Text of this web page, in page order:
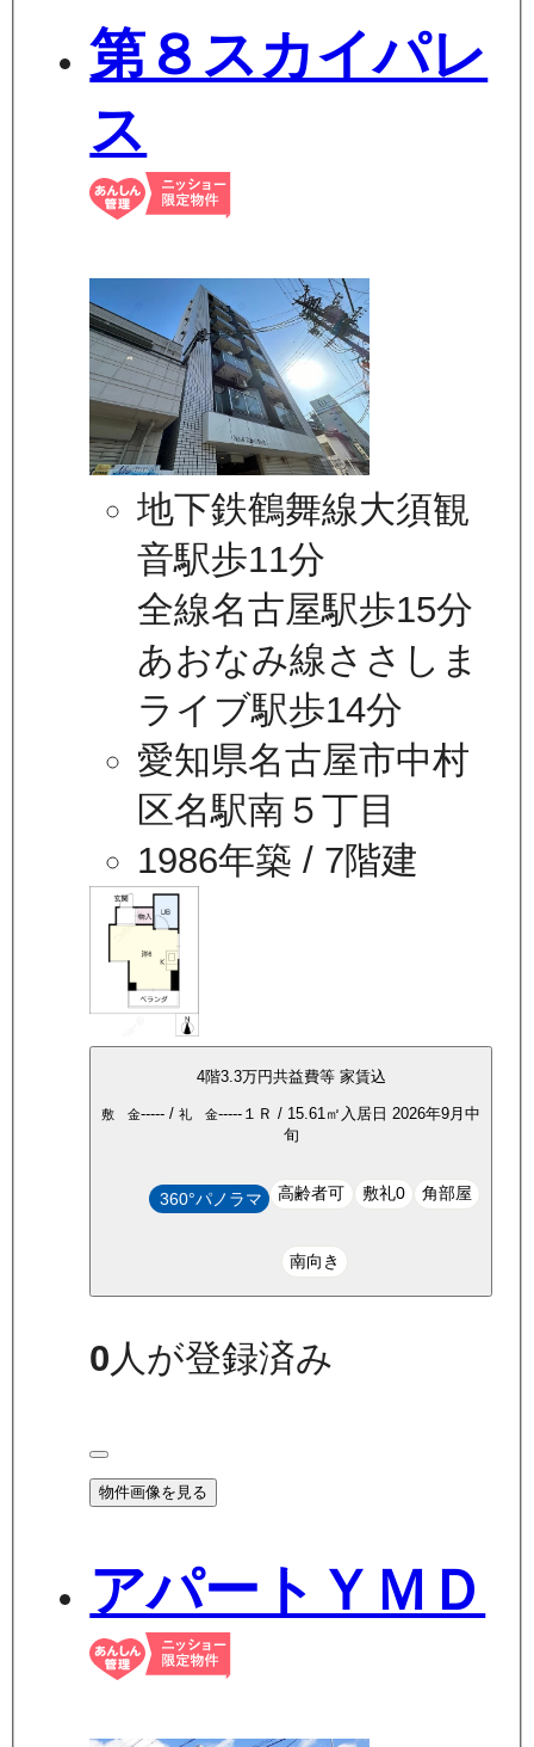
第８スカイパレ
ス
地下鉄鶴舞線大須観
音駅歩11分
全線名古屋駅歩15分
あおなみ線ささしま
ライブ駅歩14分
愛知県名古屋市中村
区名駅南５丁目
1986年築 / 7階建
4階3.3万円共益費等 家賃込
敷 金----- / 礼 金----- １Ｒ / 15.61 ㎡ 入居日 2026年9月中
旬
360°パノラマ 高齢者可 敷礼0 角部屋
南向き
0 人が登録済み
物件画像を見る
アパートＹＭＤ